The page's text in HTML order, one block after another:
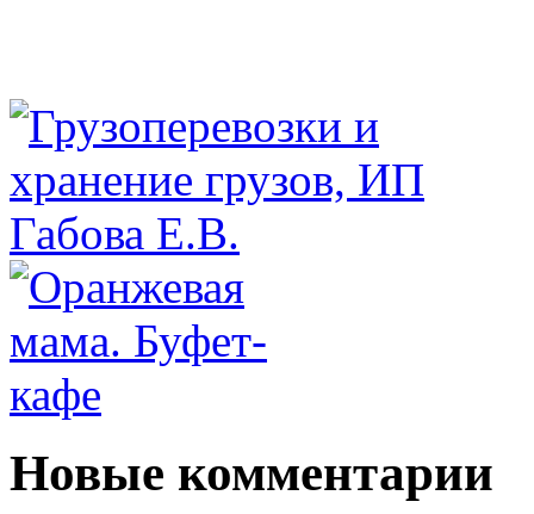
Новые комментарии